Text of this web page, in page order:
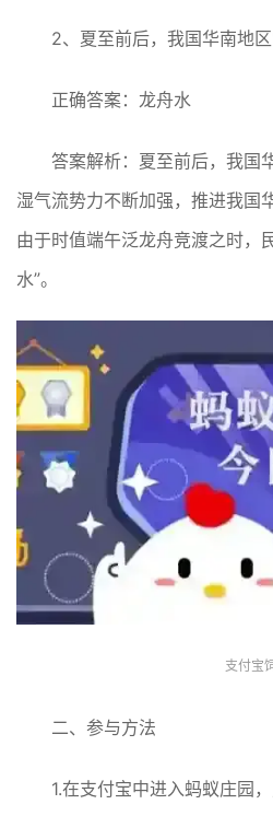
2、夏至前后，我国华南地
正确答案：龙舟水
答案解析：夏至前后，我国
湿气流势力不断加强，推进我国
由于时值端午泛龙舟竞渡之时，
水”。
支付宝
二、参与方法
1.在支付宝中进入蚂蚁庄园